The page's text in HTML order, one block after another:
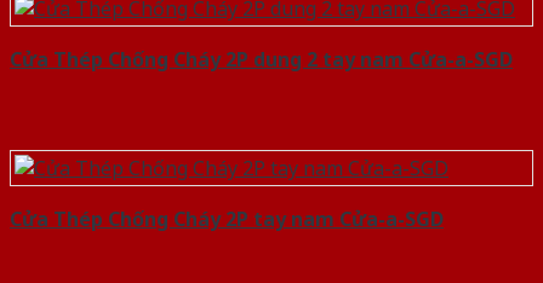
Cửa Thép Chống Cháy 2P dung 2 tay nam Cửa-a-SGD
Cửa Thép Chống Cháy 2P tay nam Cửa-a-SGD